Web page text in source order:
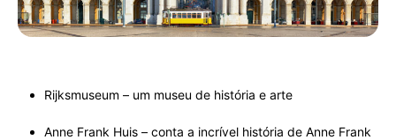
Rijksmuseum – um museu de história e arte
Anne Frank Huis – conta a incrível história de Anne Frank